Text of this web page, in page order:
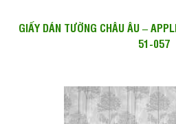
GIẤY DÁN TƯỜNG CHÂU ÂU –
51-057